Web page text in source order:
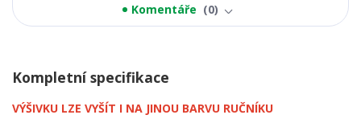
Komentáře
0
Kompletní specifikace
VÝŠIVKU LZE VYŠÍT I NA JINOU BARVU RUČNÍKU